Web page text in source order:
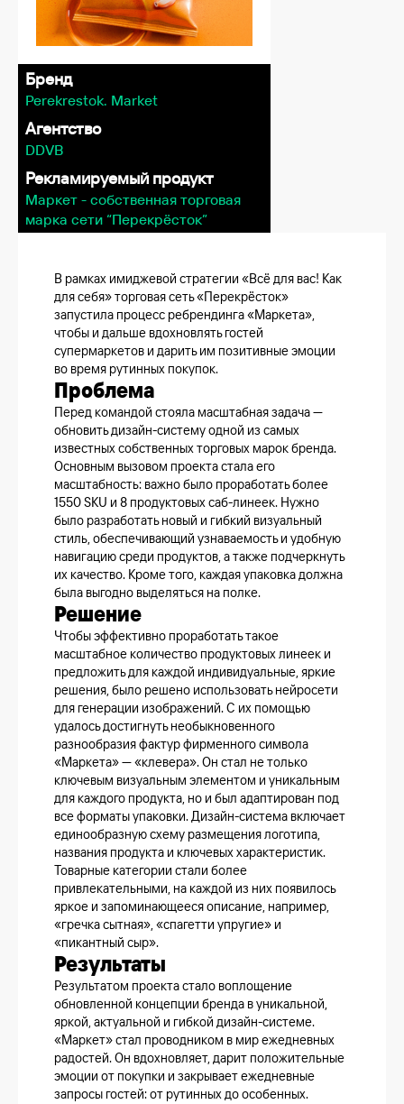
Бренд
Perekrestok. Market
Агентство
DDVB
Рекламируемый продукт
Маркет - собственная торговая
марка сети “Перекрёсток”
В рамках имиджевой стратегии «Всё для вас! Как
для себя» торговая сеть «Перекрёсток»
запустила процесс ребрендинга «Маркета»,
чтобы и дальше вдохновлять гостей
супермаркетов и дарить им позитивные эмоции
во время рутинных покупок.
Проблема
Перед командой стояла масштабная задача —
обновить дизайн-систему одной из самых
известных собственных торговых марок бренда.
Основным вызовом проекта стала его
масштабность: важно было проработать более
1550 SKU и 8 продуктовых саб-линеек. Нужно
было разработать новый и гибкий визуальный
стиль, обеспечивающий узнаваемость и удобную
навигацию среди продуктов, а также подчеркнуть
их качество. Кроме того, каждая упаковка должна
была выгодно выделяться на полке.
Решение
Чтобы эффективно проработать такое
масштабное количество продуктовых линеек и
предложить для каждой индивидуальные, яркие
решения, было решено использовать нейросети
для генерации изображений. С их помощью
удалось достигнуть необыкновенного
разнообразия фактур фирменного символа
«Маркета» — «клевера». Он стал не только
ключевым визуальным элементом и уникальным
для каждого продукта, но и был адаптирован под
все форматы упаковки. Дизайн-система включает
единообразную схему размещения логотипа,
названия продукта и ключевых характеристик.
Товарные категории стали более
привлекательными, на каждой из них появилось
яркое и запоминающееся описание, например,
«гречка сытная», «спагетти упругие» и
«пикантный сыр».
Результаты
Результатом проекта стало воплощение
обновленной концепции бренда в уникальной,
яркой, актуальной и гибкой дизайн-системе.
«Маркет» стал проводником в мир ежедневных
радостей. Он вдохновляет, дарит положительные
эмоции от покупки и закрывает ежедневные
запросы гостей: от рутинных до особенных.